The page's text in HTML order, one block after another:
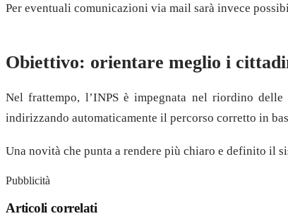
Per eventuali comunicazioni via mail sarà invece
Obiettivo: orientare meglio i
Nel frattempo, l’INPS è impegnata nel riordino
indirizzando automaticamente il percorso corretto in
Una novità che punta a rendere più chiaro e definito il
Pubblicità
Articoli correlati